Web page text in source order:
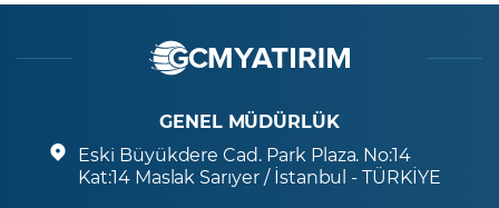
GENEL MÜDÜRLÜK
Eski Büyükdere Cad. Park Plaza. No:14
Kat:14 Maslak Sarıyer / İstanbul - TÜRKİYE